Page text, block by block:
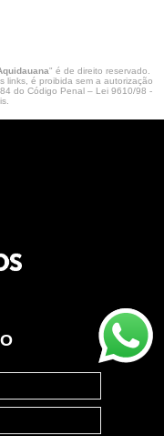
" é de direito reservado.
links, é proibida sem a autorização
do Código Penal – Lei 9610/98 -